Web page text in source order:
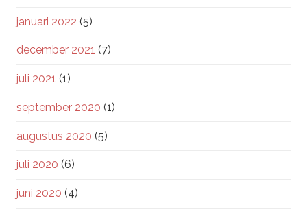
januari 2022 (5)
december 2021 (7)
juli 2021 (1)
september 2020 (1)
augustus 2020 (5)
juli 2020 (6)
juni 2020 (4)